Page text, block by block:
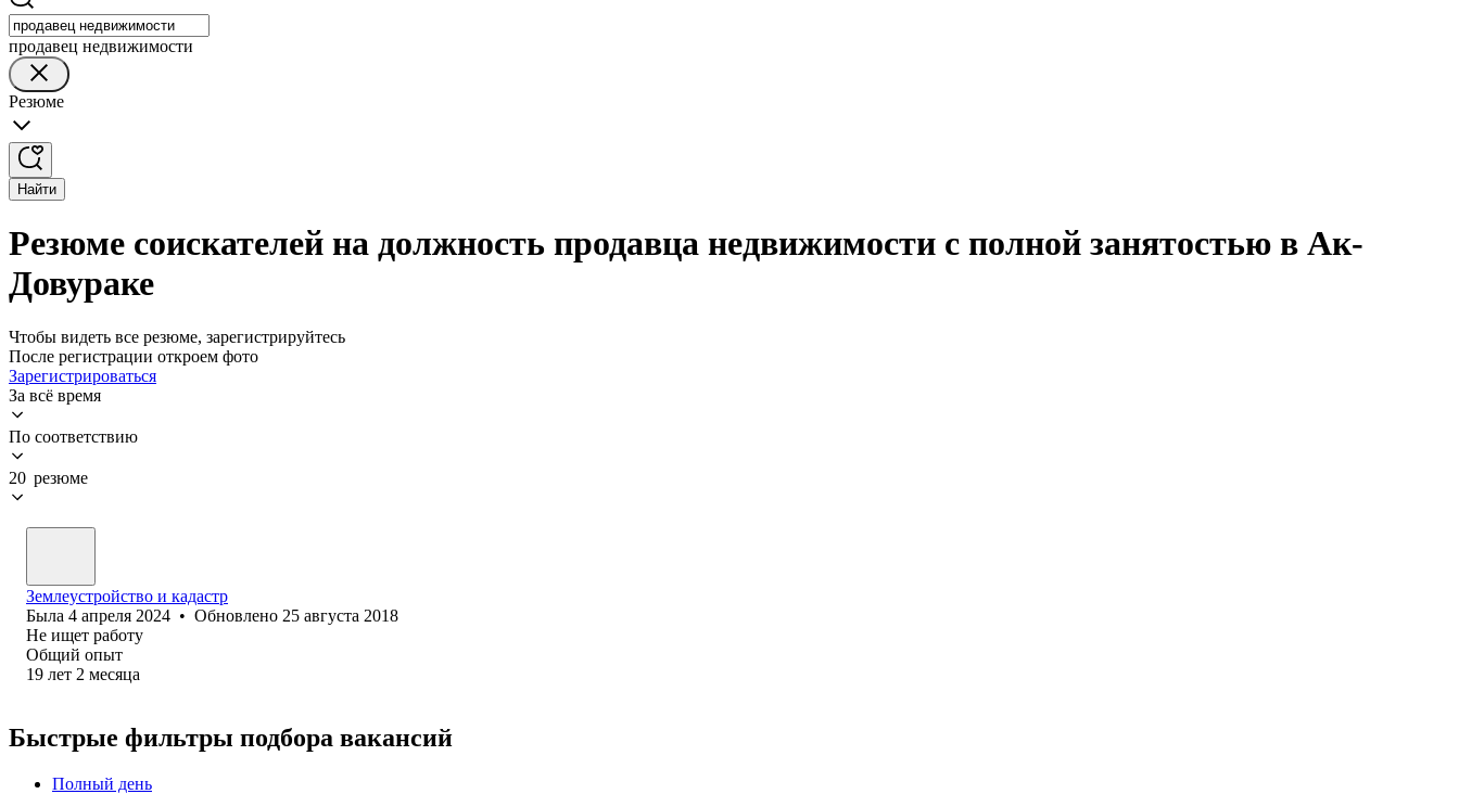
продавец недвижимости
Резюме
Найти
Резюме соискателей на должность продавца недвижимости с полной занятостью в Ак-
Довураке
Чтобы видеть все резюме, зарегистрируйтесь
После регистрации откроем фото
Зарегистрироваться
За всё время
По соответствию
20 резюме
Землеустройство и кадастр
Была 4 апреля 2024 • Обновлено 25 августа 2018
Не ищет работу
Общий опыт
19 лет 2 месяца
Быстрые фильтры подбора вакансий
Полный день